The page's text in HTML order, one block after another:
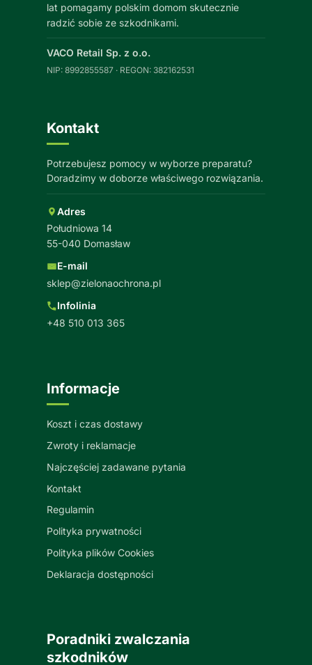
lat pomagamy polskim domom skutecznie
radzić sobie ze szkodnikami.
VACO Retail Sp. z o.o.
NIP: 8992855587 · REGON: 382162531
Kontakt
Potrzebujesz pomocy w wyborze preparatu?
Doradzimy w doborze właściwego rozwiązania.
Adres
Południowa 14
55-040 Domasław
E-mail
sklep@zielonaochrona.pl
Infolinia
+48 510 013 365
Informacje
Koszt i czas dostawy
Zwroty i reklamacje
Najczęściej zadawane pytania
Kontakt
Regulamin
Polityka prywatności
Polityka plików Cookies
Deklaracja dostępności
Poradniki zwalczania
szkodników